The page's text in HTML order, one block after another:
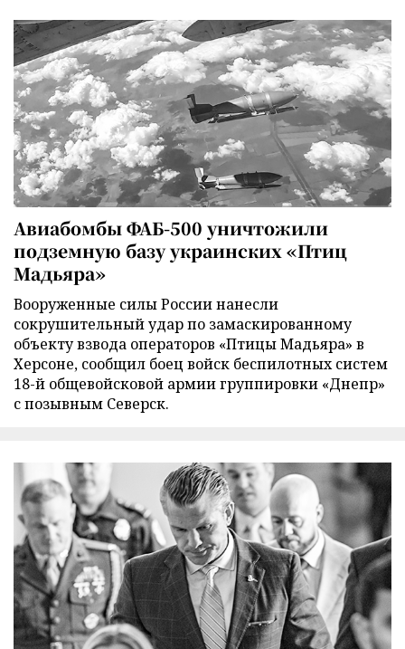
Авиабомбы ФАБ-500 уничтожили
подземную базу украинских «Птиц
Мадьяра»
Вооруженные силы России нанесли
сокрушительный удар по замаскированному
объекту взвода операторов «Птицы Мадьяра» в
Херсоне, сообщил боец войск беспилотных систем
18-й общевойсковой армии группировки «Днепр»
с позывным Северск.